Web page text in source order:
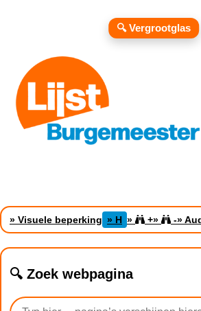
» Visuele beperking » H » +» -»
🔍 Zoek webpagina
🔍 Vergrootglas